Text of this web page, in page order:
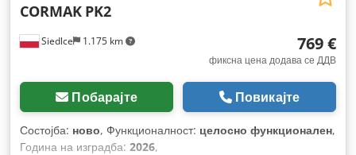
Siedlce 1.175 km
CORMAK PK2
769 €
фиксна цена додава се ДДВ
Побарајте Повикајте
Состојба: ново, Функционалност: целосно функционален,
Година на изградба: 2026,